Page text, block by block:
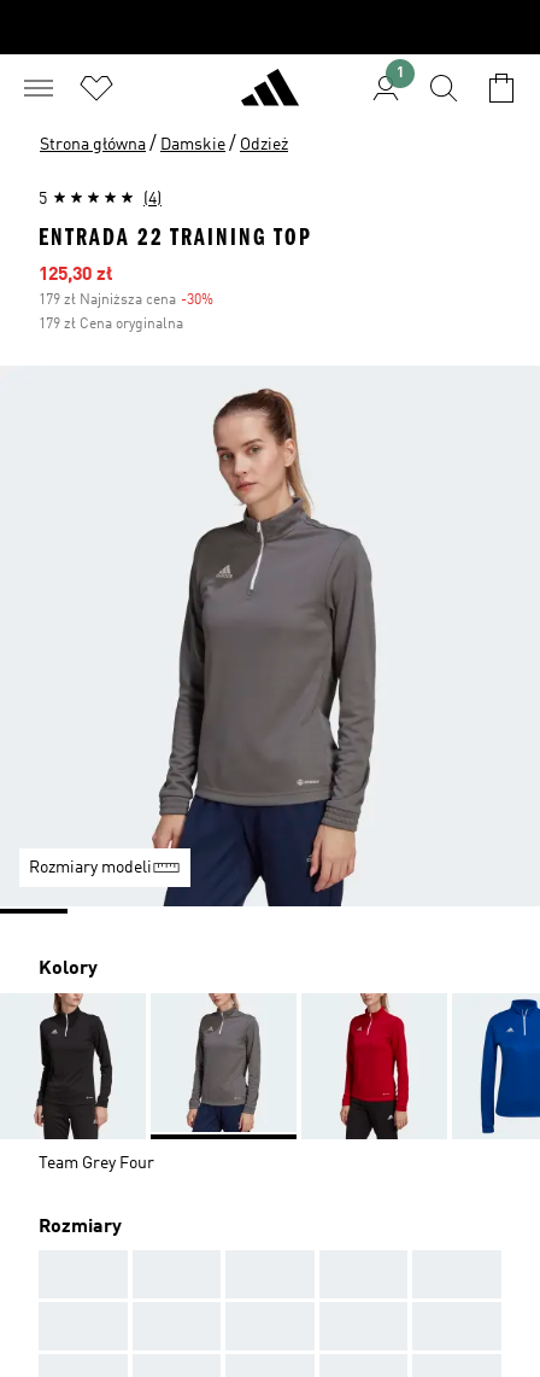
1
Strona główna / Damskie / Odzież
5 (4)
ENTRADA 22 TRAINING TOP
Ceny na wyprzedaży
125,30 zł
179 zł Najniższa cena -30%
179 zł Cena oryginalna
Rozmiary modeli
Kolory
Team Grey Four
Rozmiary